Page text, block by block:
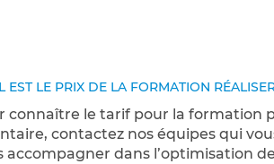
EST LE PRIX DE LA FORMATION
connaître le tarif pour la formation
contactez nos équipes qui
accompagner dans l’optimisation